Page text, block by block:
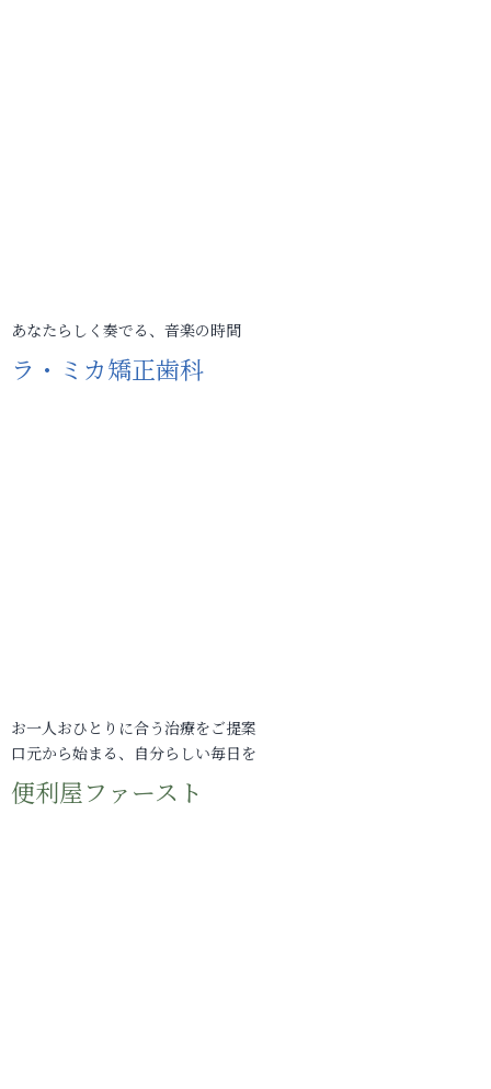
あなたらしく奏でる、音楽の時間
ラ・ミカ矯正歯科
お一人おひとりに合う治療をご提案
口元から始まる、自分らしい毎日を
便利屋ファースト